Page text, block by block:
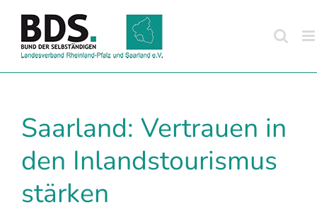
Inhalt
springen
Saarland: Vertrauen in
den Inlandstourismus
stärken